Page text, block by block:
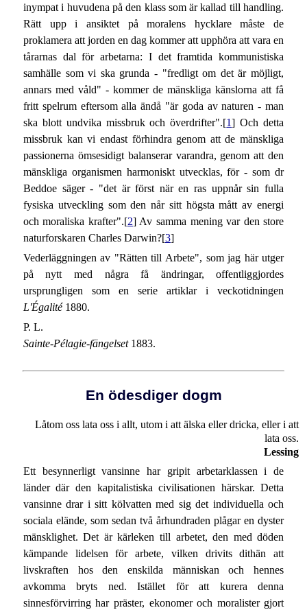
inympat i huvudena på den klass som är kallad till handling.
Rätt upp i ansiktet på moralens hycklare måste de
proklamera att jorden en dag kommer att upphöra att vara en
tårarnas dal för arbetarna: I det framtida kommunistiska
samhälle som vi ska grunda - "fredligt om det är möjligt,
annars med våld" - kommer de mänskliga känslorna att få
fritt spelrum eftersom alla ändå "är goda av naturen - man
ska blott undvika missbruk och överdrifter".[1] Och detta
missbruk kan vi endast förhindra genom att de mänskliga
passionerna ömsesidigt balanserar varandra, genom att den
mänskliga organismen harmoniskt utvecklas, för - som dr
Beddoe säger - "det är först när en ras uppnår sin fulla
fysiska utveckling som den når sitt högsta mått av energi
och moraliska krafter".[2] Av samma mening var den store
naturforskaren Charles Darwin?[3]
Vederläggningen av "Rätten till Arbete", som jag här utger
på nytt med några få ändringar, offentliggjordes
ursprungligen som en serie artiklar i veckotidningen
L'Égalité1880.
P. L.
Sainte-Pélagie-fängelset1883.
En ödesdiger dogm
Låtom oss lata oss i allt, utom i att älska eller dricka, eller i att
lata oss.
Lessing
Ett besynnerligt vansinne har gripit arbetarklassen i de
länder där den kapitalistiska civilisationen härskar. Detta
vansinne drar i sitt kölvatten med sig det individuella och
sociala elände, som sedan två århundraden plågar en dyster
mänsklighet. Det är kärleken till arbetet, den med döden
kämpande lidelsen för arbete, vilken drivits dithän att
livskraften hos den enskilda människan och hennes
avkomma bryts ned. Istället för att kurera denna
sinnesförvirring har präster, ekonomer och moralister gjort